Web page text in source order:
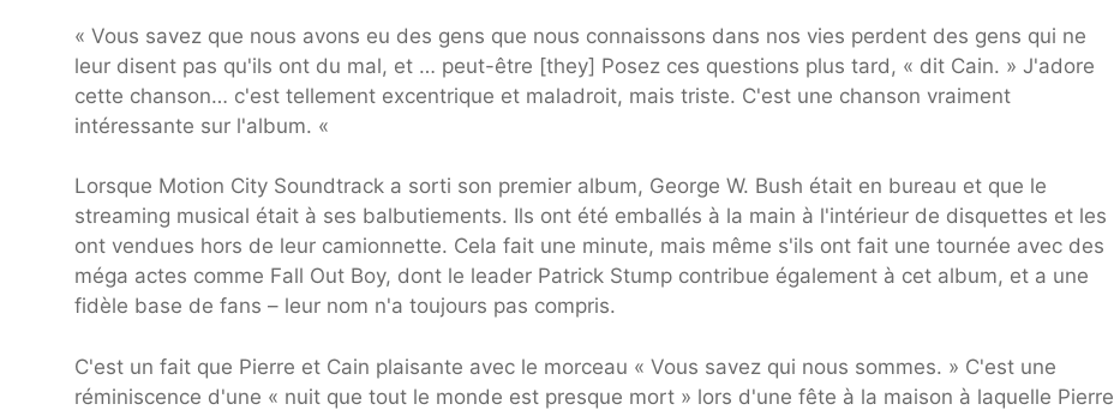
« Vous savez que nous avons eu des gens que nous connaissons dans nos vies perdent des gens qui ne
leur disent pas qu'ils ont du mal, et … peut-être [they] Posez ces questions plus tard, « dit Cain. » J'adore
cette chanson… c'est tellement excentrique et maladroit, mais triste. C'est une chanson vraiment
intéressante sur l'album. «
Lorsque Motion City Soundtrack a sorti son premier album, George W. Bush était en bureau et que le
streaming musical était à ses balbutiements. Ils ont été emballés à la main à l'intérieur de disquettes et les
ont vendues hors de leur camionnette. Cela fait une minute, mais même s'ils ont fait une tournée avec des
méga actes comme Fall Out Boy, dont le leader Patrick Stump contribue également à cet album, et a une
fidèle base de fans – leur nom n'a toujours pas compris.
C'est un fait que Pierre et Cain plaisante avec le morceau « Vous savez qui nous sommes. » C'est une
réminiscence d'une « nuit que tout le monde est presque mort » lors d'une fête à la maison à laquelle Pierre